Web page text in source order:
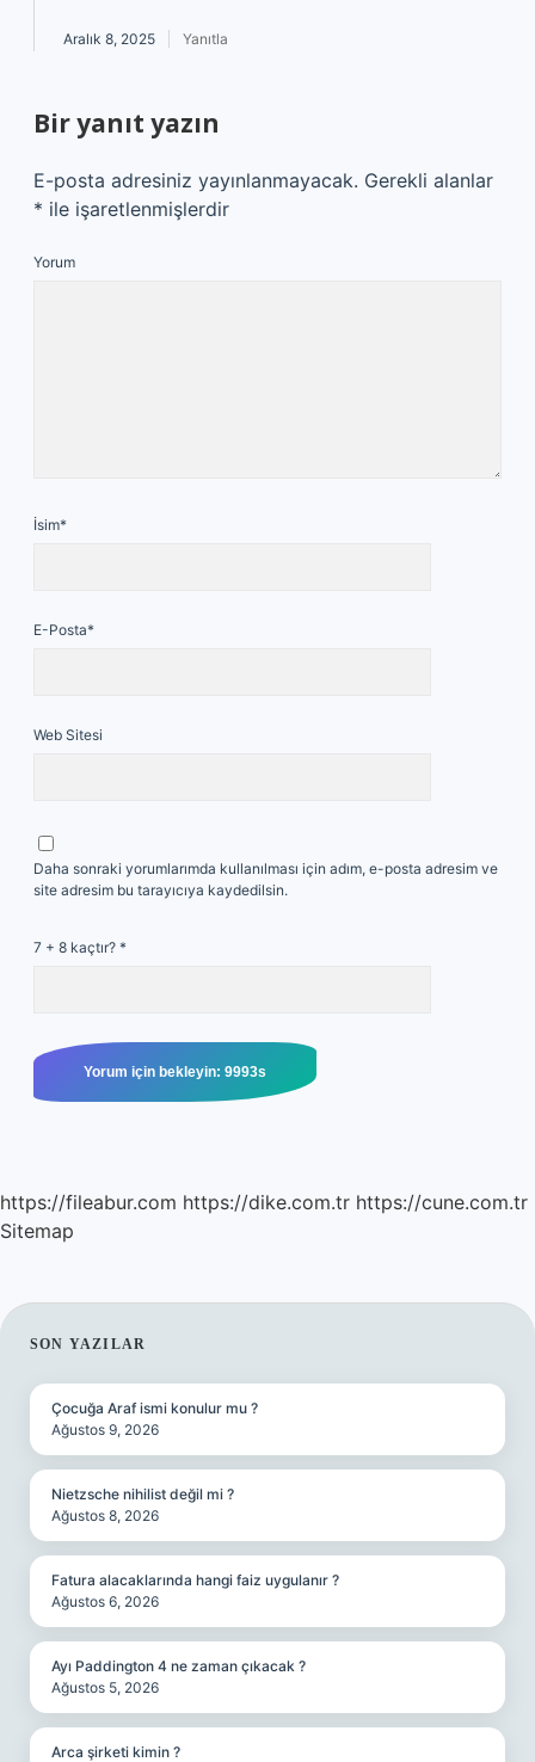
Aralık 8, 2025 Yanıtla
Bir yanıt yazın
E-posta adresiniz yayınlanmayacak. Gerekli alanlar
* ile işaretlenmişlerdir
Yorum
İsim*
E-Posta*
Web Sitesi
Daha sonraki yorumlarımda kullanılması için adım, e-posta adresim ve
site adresim bu tarayıcıya kaydedilsin.
7 + 8 kaçtır? *
https://fileabur.com https://dike.com.tr https://cune.com.tr
Sitemap
SIDEBAR
SON YAZILAR
Çocuğa Araf ismi konulur mu ?
Ağustos 9, 2026
Nietzsche nihilist değil mi ?
Ağustos 8, 2026
Fatura alacaklarında hangi faiz uygulanır ?
Ağustos 6, 2026
Ayı Paddington 4 ne zaman çıkacak ?
Ağustos 5, 2026
Arca şirketi kimin ?